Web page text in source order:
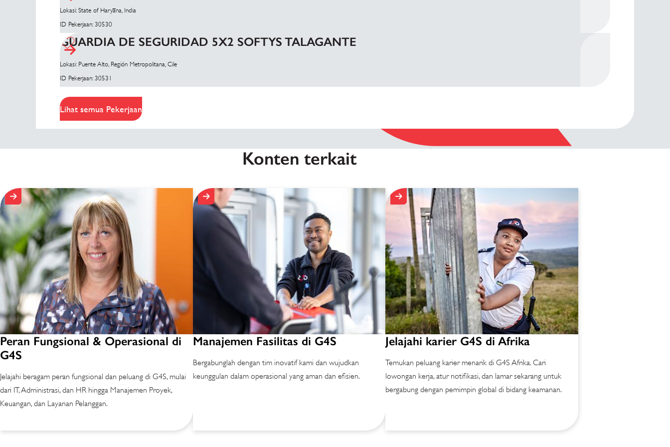
Lokasi: State of Haryāna, India
ID Pekerjaan: 30530
GUARDIA DE SEGURIDAD 5X2 SOFTYS TALAGANTE
Lokasi: Puente Alto, Región Metropolitana, Cile
ID Pekerjaan: 30531
Lihat semua Pekerjaan
Konten terkait
Peran Fungsional & Operasional di
G4S
Jelajahi beragam peran fungsional dan peluang di G4S, mulai
dari IT, Administrasi, dan HR hingga Manajemen Proyek,
Keuangan, dan Layanan Pelanggan.
Manajemen Fasilitas di G4S
Bergabunglah dengan tim inovatif kami dan wujudkan
keunggulan dalam operasional yang aman dan efisien.
Jelajahi karier G4S di Afrika
Temukan peluang karier menarik di G4S Afrika. Cari
lowongan kerja, atur notifikasi, dan lamar sekarang untuk
bergabung dengan pemimpin global di bidang keamanan.